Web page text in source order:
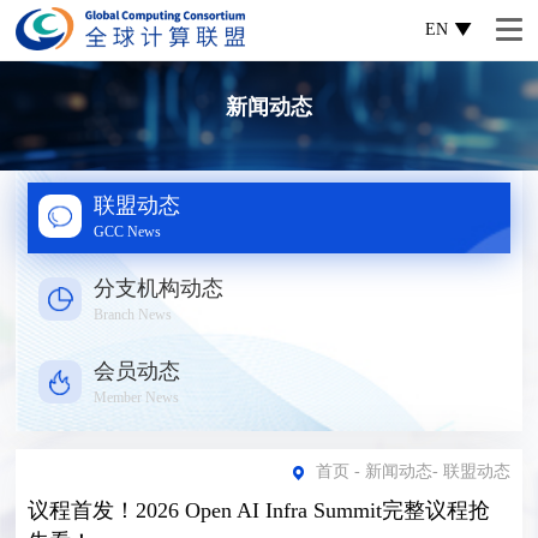
EN
新闻动态
联盟动态
GCC News
分支机构动态
Branch News
会员动态
Member News
首页 - 新闻动态- 联盟动态
议程首发！2026 Open AI Infra Summit完整议程抢